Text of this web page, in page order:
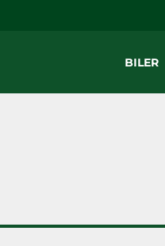
BILER